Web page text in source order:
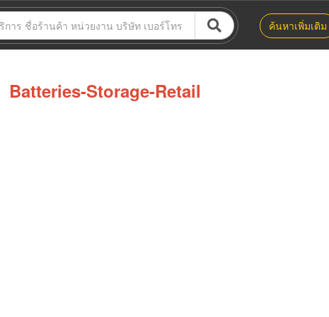
ค้นหาเพิ่มเติม
Batteries-Storage-Retail